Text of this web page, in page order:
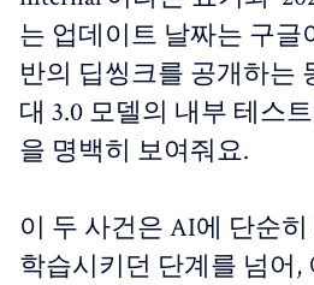
는 업데이트 날짜는 구글
반의 딥씽크를 공개하는
대 3.0 모델의 내부 테스
을 명백히 보여줘요.
이 두 사건은 AI에 단순
학습시키던 단계를 넘어,